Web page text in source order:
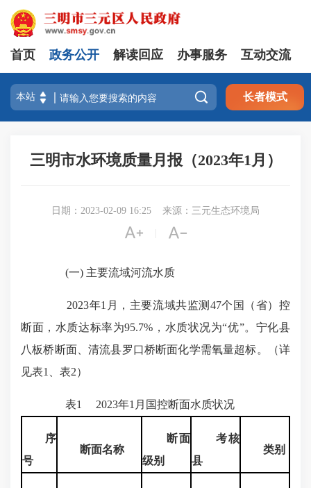
首页 政务公开 解读回应 办事服务 互动交流
 长者模式
三明市水环境质量月报（2023年1月）
日期：2023-02-09 16:25 来源：三元生态环境局
 
(一) 主要流域河流水质
2023年1月，主要流域共监测47个国（省）控
断面，水质达标率为95.7%，水质状况为“优”。宁化县
八板桥断面、清流县罗口桥断面化学需氧量超标。（详
见表1、表2）
表1 2023年1月国控断面水质状况
序
号
断面名称
断面
级别
考核
县
类别